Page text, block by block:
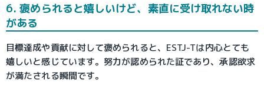
6. 褒められると嬉しいけど、素直に受け取れない時
がある
目標達成や貢献に対して褒められると、ESTJ-Tは内心とても
嬉しいと感じています。努力が認められた証であり、承認欲求
が満たされる瞬間です。